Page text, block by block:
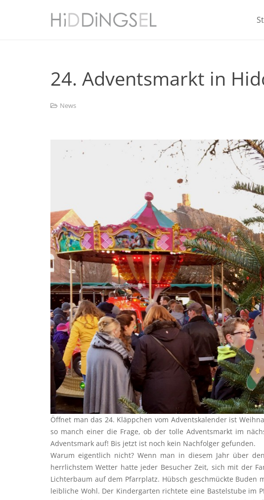
24. Adventsmarkt in
News
Öffnet man das 24. Kläppchen vom Adventskalender ist
so manch einer die Frage, ob der tolle Adventsmarkt im
Adventsmark auf! Bis jetzt ist noch kein Nachfolger gefunden.
Warum eigentlich nicht? Wenn man in diesem Jahr über
herrlichstem Wetter hatte jeder Besucher Zeit, sich mit der
Lichterbaum auf dem Pfarrplatz. Hübsch geschmückte
leibliche Wohl. Der Kindergarten richtete eine Bastelstube